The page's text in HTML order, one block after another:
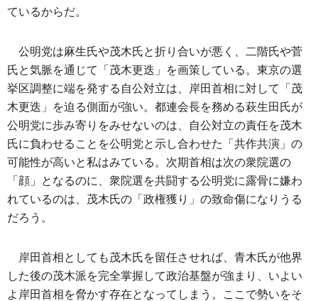
ているからだ。
公明党は麻生氏や茂木氏と折り合いが悪く、二階氏や菅
氏と気脈を通じて「茂木更迭」を画策している。東京の選
挙区調整に端を発する自公対立は、岸田首相に対して「茂
木更迭」を迫る側面が強い。都連会長を務める萩生田氏が
公明党に歩み寄りをみせないのは、自公対立の責任を茂木
氏に負わせることを公明党と示し合わせた「共作共演」の
可能性が高いと私はみている。次期首相は次の衆院選の
「顔」となるのに、衆院選を共闘する公明党に露骨に嫌わ
れているのは、茂木氏の「政権獲り」の致命傷になりうる
だろう。
岸田首相としても茂木氏を留任させれば、青木氏が他界
した後の茂木派を完全掌握して政治基盤が強まり、いよい
よ岸田首相を脅かす存在となってしまう。ここで勢いをそ